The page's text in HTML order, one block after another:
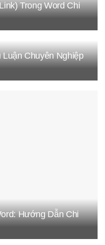
Trong Word Chi
Chuyên Nghiệp
Hướng Dẫn Chi